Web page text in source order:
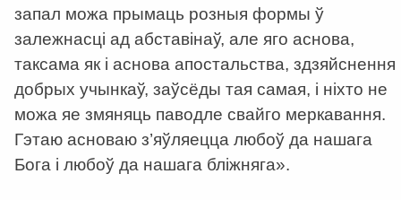
запал можа прымаць розныя формы ў
залежнасці ад абставінаў, але яго аснова,
таксама як і аснова апостальства, здзяйснення
добрых учынкаў, заўсёды тая самая, і ніхто не
можа яе змяняць паводле свайго меркавання.
Гэтаю асноваю з’яўляецца любоў да нашага
Бога і любоў да нашага бліжняга».